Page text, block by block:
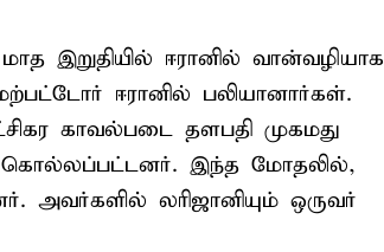
இறுதியில் ஈரானில் வான்வழியாக
ஈரானில் பலியானார்கள்.
காவல்படை தளபதி முகமது
கொல்லப்பட்டனர். இந்த மோதலில்,
அவர்களில் லரிஜானியும் ஒருவர்